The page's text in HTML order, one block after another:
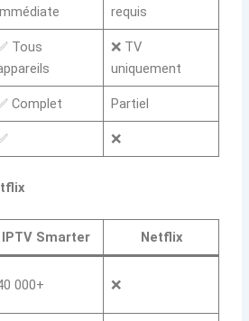
requis
Tous
❌ TV
uniquement
Complet Partiel
❌
IPTV Smarter Netflix
000+ ❌